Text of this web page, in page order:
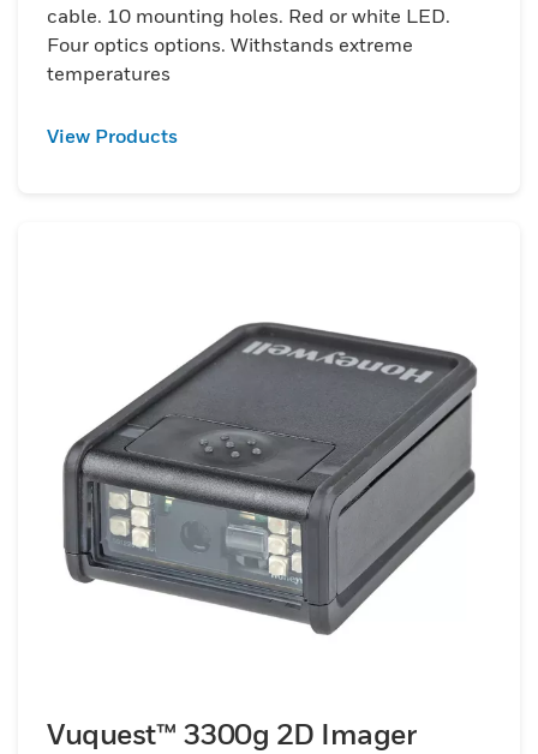
cable. 10 mounting holes. Red or white LED.
Four optics options. Withstands extreme
temperatures
View Products
Vuquest™ 3300g 2D Imager